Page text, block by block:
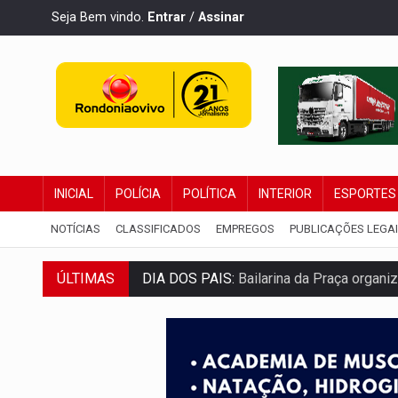
Seja Bem vindo. Entrar / Assinar
INICIAL POLÍCIA POLÍTICA INTERIOR ESPORTES
NOTÍCIAS CLASSIFICADOS EMPREGOS PUBLICAÇÕES
ÚLTIMAS DIA DOS PAIS: Bailarina da Praça
VÍDEO:Perseguição a embarcação no
MEGA SENA: Prêmio acumula para R$
Publicação Legal:AVISO DE LICITAÇÃO: